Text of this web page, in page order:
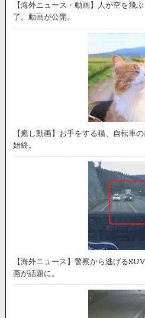
【海外ニュース・動画】人が空を飛
了。動画が公開。
【癒し動画】お手をする猫、自転車
始終。
【海外ニュース】警察から逃げる
画が話題に。